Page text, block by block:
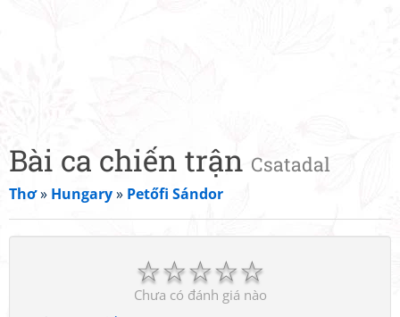
Bài ca chiến trận Csatadal
Thơ» Hungary» Petőfi Sándor
☆
☆
☆
☆
☆
Chưa có đánh giá nào